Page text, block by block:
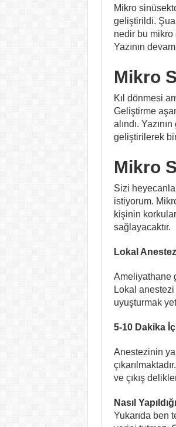
Mikro
geliştirildi.
nedir bu mikro
Yazının
Mikro
Kıl dönmesi
Geliştirme
alındı.
geliştirilerek
Mikro
Sizi
istiyorum.
kişinin
sağlayacaktır.
Lokal
Ameliyathane
Lokal
uyuşturmak
5-10 Dakika
Anestezinin
ve çıkış
Nasıl
Yukarıda ben